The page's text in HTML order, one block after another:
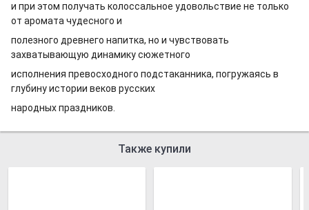
и при этом получать колоссальное удовольствие не только
от аромата чудесного и
полезного древнего напитка, но и чувствовать
захватывающую динамику сюжетного
исполнения превосходного подстаканника, погружаясь в
глубину истории веков русских
народных праздников.
Также купили